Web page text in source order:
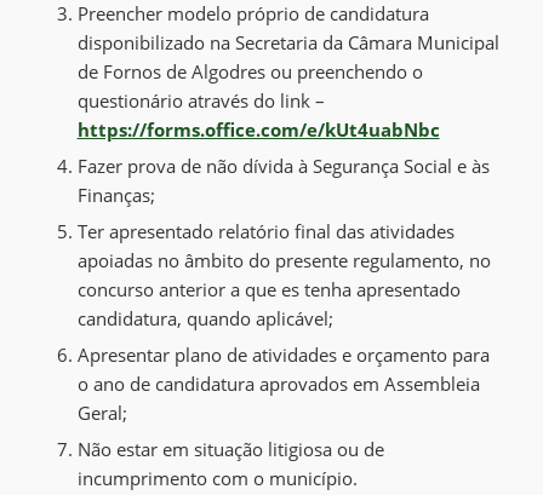
Preencher modelo próprio de candidatura
disponibilizado na Secretaria da Câmara Municipal
de Fornos de Algodres ou preenchendo o
questionário através do link –
https://forms.office.com/e/kUt4uabNbc
Fazer prova de não dívida à Segurança Social e às
Finanças;
Ter apresentado relatório final das atividades
apoiadas no âmbito do presente regulamento, no
concurso anterior a que es tenha apresentado
candidatura, quando aplicável;
Apresentar plano de atividades e orçamento para
o ano de candidatura aprovados em Assembleia
Geral;
Não estar em situação litigiosa ou de
incumprimento com o município.